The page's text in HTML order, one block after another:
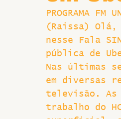
Sem categoria Slider
Hospitais e Saúde Pública
PROGRAMA
(Raissa) Olá,
nesse Fala
pública de
Nas últimas
em diversas
televisão. As
trabalho do